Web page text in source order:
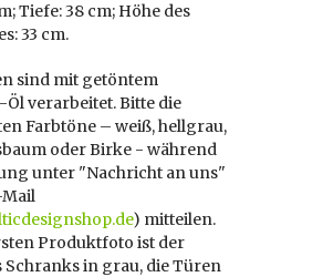
Tiefe: 38 cm; Höhe des
33 cm.
sind mit getöntem
verarbeitet. Bitte die
Farbtöne – weiß, hellgrau,
oder Birke - während
unter "Nachricht an uns"
) mitteilen.
Produktfoto ist der
Schranks in grau, die Türen